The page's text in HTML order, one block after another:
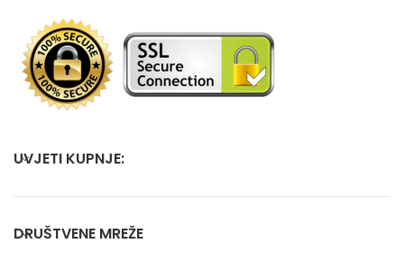
UVJETI KUPNJE:
DRUŠTVENE MREŽE